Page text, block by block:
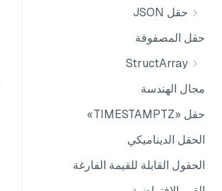
حقل JSON
حقل المصفوفة
StructArray
مجال الهندسة
حقل «TIMESTAMPTZ»
الحقل الديناميكي
الحقول القابلة للقيمة الفارغة